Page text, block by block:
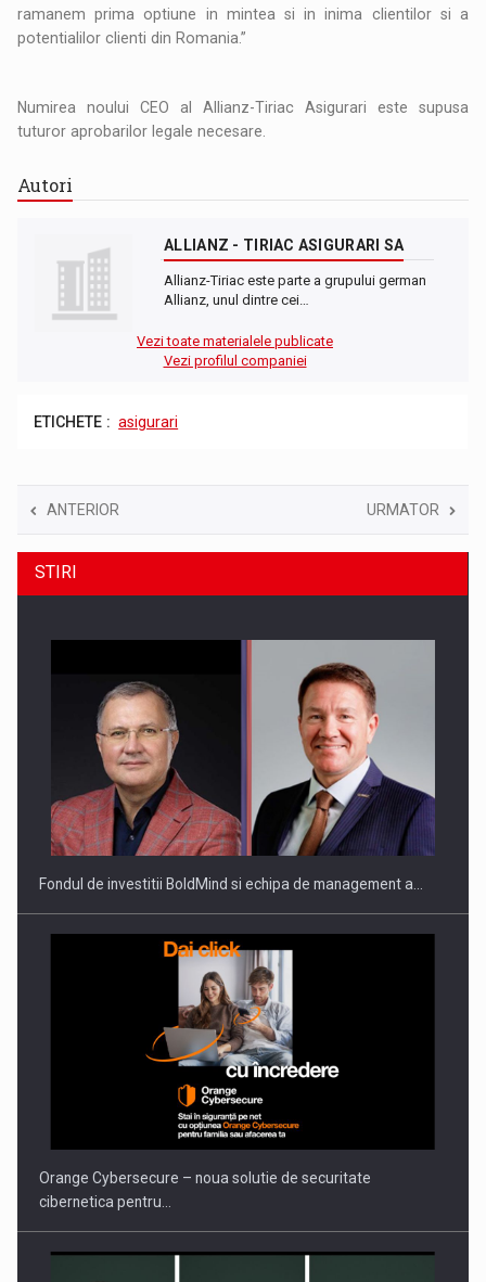
ramanem prima optiune in mintea si in inima clientilor si a
potentialilor clienti din Romania.”
Numirea noului CEO al Allianz-Tiriac Asigurari este supusa
tuturor aprobarilor legale necesare.
Autori
ALLIANZ - TIRIAC ASIGURARI SA
Allianz-Tiriac este parte a grupului german
Allianz, unul dintre cei…
Vezi toate materialele publicate
Vezi profilul companiei
ETICHETE : asigurari
ANTERIOR URMATOR
STIRI
Fondul de investitii BoldMind si echipa de management a…
Orange Cybersecure – noua solutie de securitate
cibernetica pentru…